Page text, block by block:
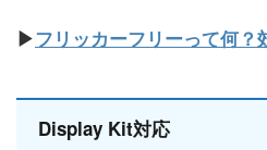
▶フリッカーフリーって何？
Display Kit対応